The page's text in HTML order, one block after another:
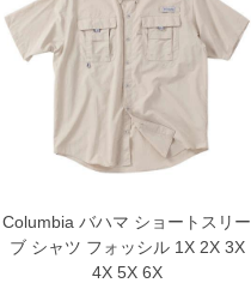
Columbia バハマ ショートスリー
ブ シャツ フォッシル 1X 2X 3X
4X 5X 6X